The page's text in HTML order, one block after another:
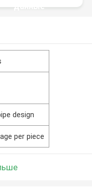
данные
design
per piece